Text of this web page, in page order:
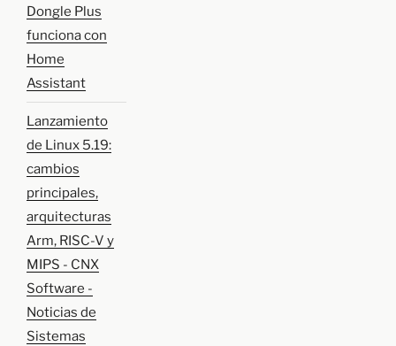
Dongle Plus
funciona con
Home
Assistant
Lanzamiento
de Linux 5.19:
cambios
principales,
arquitecturas
Arm, RISC-V y
MIPS - CNX
Software -
Noticias de
Sistemas